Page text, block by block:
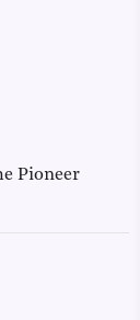
Pioneer